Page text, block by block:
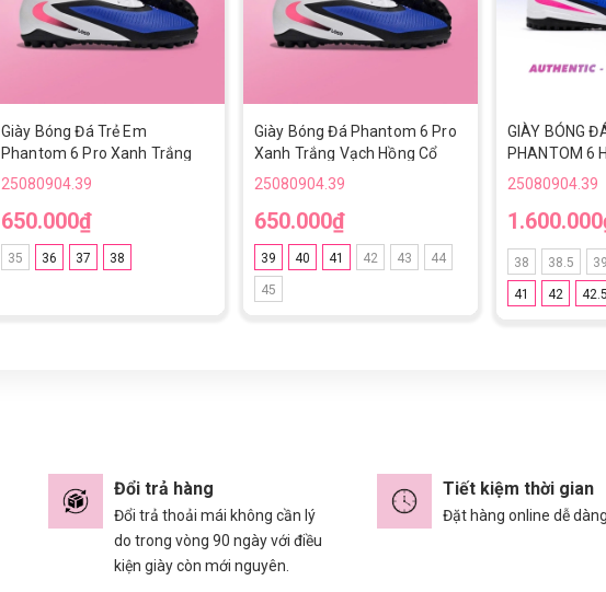
Giày Bóng Đá Trẻ Em
Phantom 6 Pro Xanh Trắng
Vạch Hồng Cổ Lửng TF
25080904.39
650.000₫
35 36 37 38
Giày Bóng Đá Phantom 6 Pro
Xanh Trắng Vạch Hồng Cổ
Lửng TF
25080904.39
650.000₫
39 40 41 42 43 44
45
GIÀY BÓNG
PHANTOM 6
TF - HQ2277-
25080904.39
38 38.5 39
41 42 42.5
Đổi trả hàng
Đổi trả thoải mái không cần lý
do trong vòng 90 ngày với điều
kiện giày còn mới nguyên.
Tiết kiệm thời gian
Đặt hàng online dễ dàng